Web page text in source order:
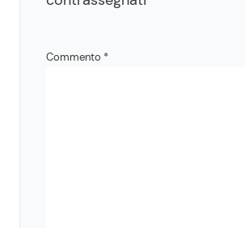
Commento *